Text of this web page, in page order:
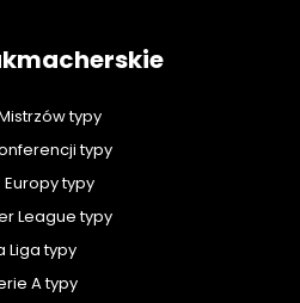
typy
typy
Europy typy
League typy
Liga typy
A typy